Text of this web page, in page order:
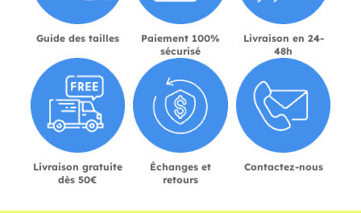
Guide des tailles
Paiement 100%
sécurisé
Livraison en 24-
48h
Livraison gratuite
dès 50€
Échanges et
retours
Contactez-nous